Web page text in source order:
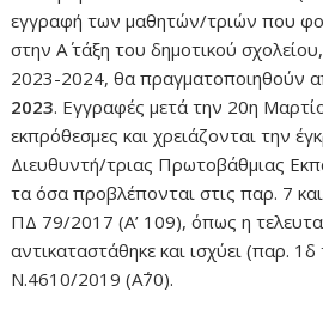
εγγραφή των μαθητών/τριών που
στην Α΄ τάξη του δημοτικού
2023-2024, θα πραγματοποιηθούν
2023. Εγγραφές μετά την 20η
εκπρόθεσμες και χρειάζονται την
Διευθυντή/τριας Πρωτοβάθμιας
τα όσα προβλέπονται στις παρ. 7
ΠΔ 79/2017 (Α’ 109), όπως η
αντικαταστάθηκε και ισχύει (παρ.
Ν.4610/2019 (Α΄70).